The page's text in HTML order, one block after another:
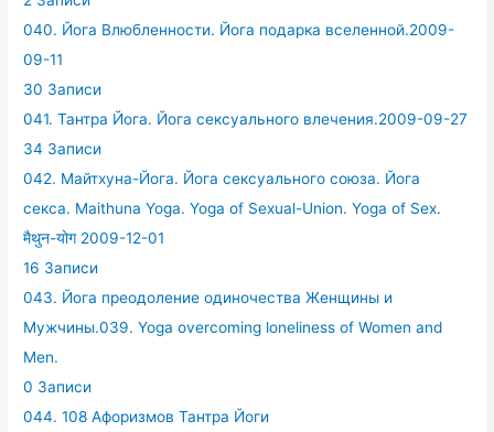
040. Йога Влюбленности. Йога подарка вселенной.2009-
09-11
30 Записи
041. Тантра Йога. Йога сексуального влечения.2009-09-27
34 Записи
042. Майтхуна-Йога. Йога сексуального союза. Йога
секса. Maithuna Yoga. Yoga of Sexual-Union. Yoga of Sex.
मैथुन-योग 2009-12-01
16 Записи
043. Йога преодоление одиночества Женщины и
Мужчины.039. Yoga overcoming loneliness of Women and
Men.
0 Записи
044. 108 Афоризмов Тантра Йоги